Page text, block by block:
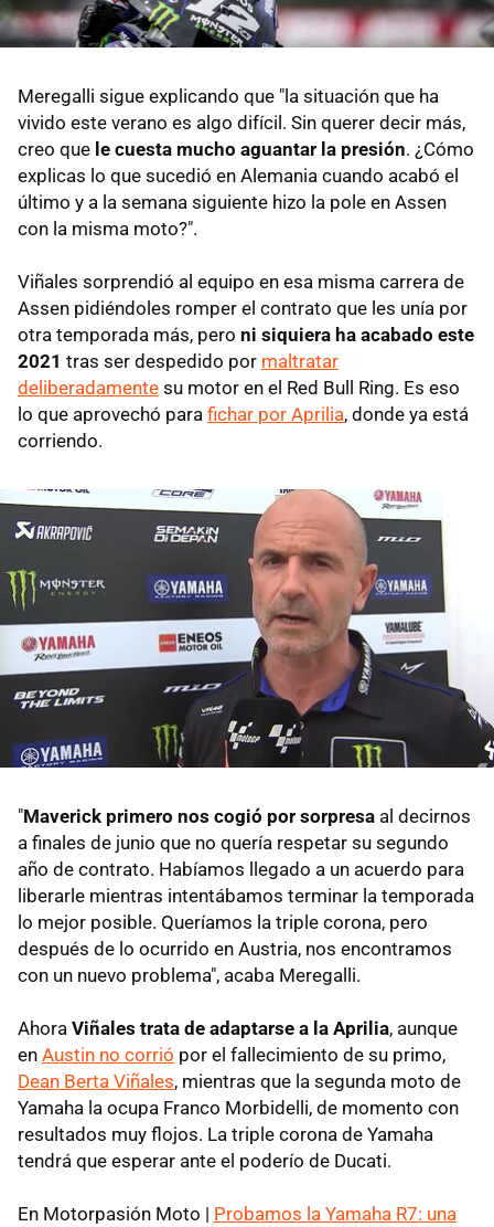
Meregalli sigue explicando que "la situación que ha
vivido este verano es algo difícil. Sin querer decir más,
creo que le cuesta mucho aguantar la presión. ¿Cómo
explicas lo que sucedió en Alemania cuando acabó el
último y a la semana siguiente hizo la pole en Assen
con la misma moto?".
Viñales sorprendió al equipo en esa misma carrera de
Assen pidiéndoles romper el contrato que les unía por
otra temporada más, pero ni siquiera ha acabado este
2021 tras ser despedido por maltratar
deliberadamente su motor en el Red Bull Ring. Es eso
lo que aprovechó para fichar por Aprilia, donde ya está
corriendo.
"Maverick primero nos cogió por sorpresa al decirnos
a finales de junio que no quería respetar su segundo
año de contrato. Habíamos llegado a un acuerdo para
liberarle mientras intentábamos terminar la temporada
lo mejor posible. Queríamos la triple corona, pero
después de lo ocurrido en Austria, nos encontramos
con un nuevo problema", acaba Meregalli.
Ahora Viñales trata de adaptarse a la Aprilia, aunque
en Austin no corrió por el fallecimiento de su primo,
Dean Berta Viñales, mientras que la segunda moto de
Yamaha la ocupa Franco Morbidelli, de momento con
resultados muy flojos. La triple corona de Yamaha
tendrá que esperar ante el poderío de Ducati.
En Motorpasión Moto | Probamos la Yamaha R7: una